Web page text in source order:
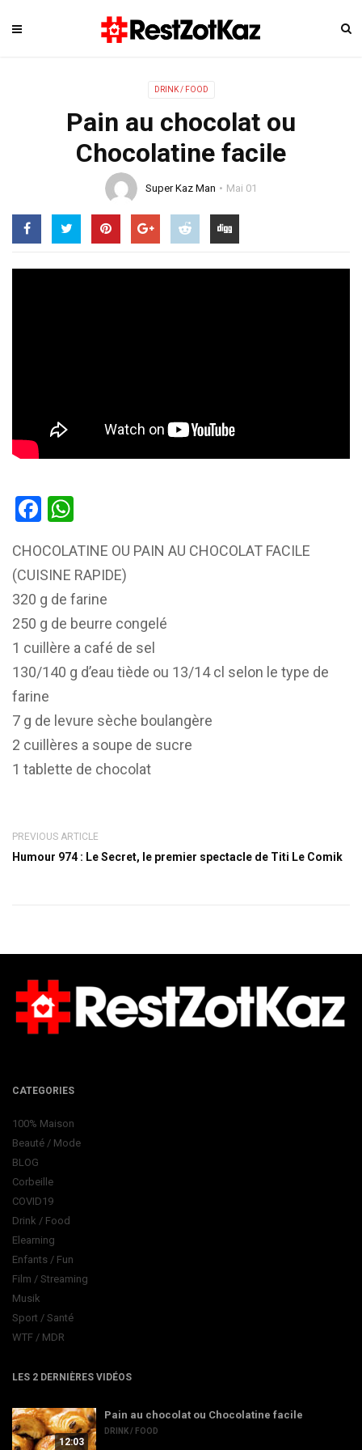
DRINK / FOOD
Pain au chocolat ou
Chocolatine facile
Super Kaz Man Mai 01
Facebook
CHOCOLATINE OU PAIN AU CHOCOLAT FACILE
(CUISINE RAPIDE)
320 g de farine
250 g de beurre congelé
1 cuillère a café de sel
130/140 g d’eau tiède ou 13/14 cl selon le type de
farine
7 g de levure sèche boulangère
2 cuillères a soupe de sucre
1 tablette de chocolat
PREVIOUS ARTICLE
Humour 974 : Le Secret, le premier spectacle de Titi Le Comik
CATEGORIES
100% Maison
Beauté / Mode
BLOG
Corbeille
COVID19
Drink / Food
Elearning
Enfants / Fun
Film / Streaming
Musik
Sport / Santé
WTF / MDR
LES 2 DERNIÈRES VIDÉOS
12:03
Pain au chocolat ou Chocolatine facile
DRINK / FOOD